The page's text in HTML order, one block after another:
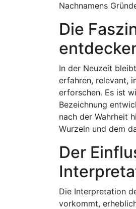
Nachnamens
Die
In der Neuzeit
erfahren, relevant,
erforschen. Es ist
Bezeichnung
nach der Wahrheit
Wurzeln und dem
Der
Die Interpretation
vorkommt,